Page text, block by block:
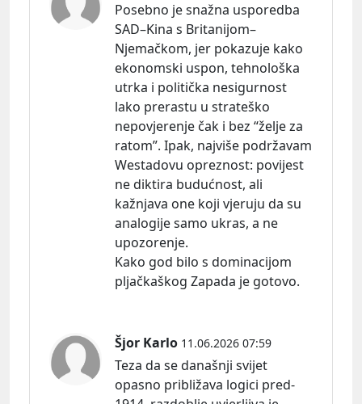
Posebno je snažna usporedba
SAD–Kina s Britanijom–
Njemačkom, jer pokazuje kako
ekonomski uspon, tehnološka
utrka i politička nesigurnost
lako prerastu u strateško
nepovjerenje čak i bez “želje za
ratom”. Ipak, najviše podržavam
Westadovu opreznost: povijest
ne diktira budućnost, ali
kažnjava one koji vjeruju da su
analogije samo ukras, a ne
upozorenje.
Kako god bilo s dominacijom
pljačkaškog Zapada je gotovo.
Šjor Karlo 11.06.2026 07:59
Teza da se današnji svijet
opasno približava logici pred-